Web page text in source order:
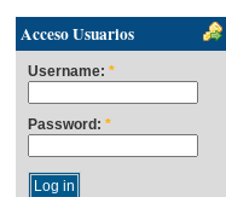
Acceso Usuarios
Username: *
Password: *